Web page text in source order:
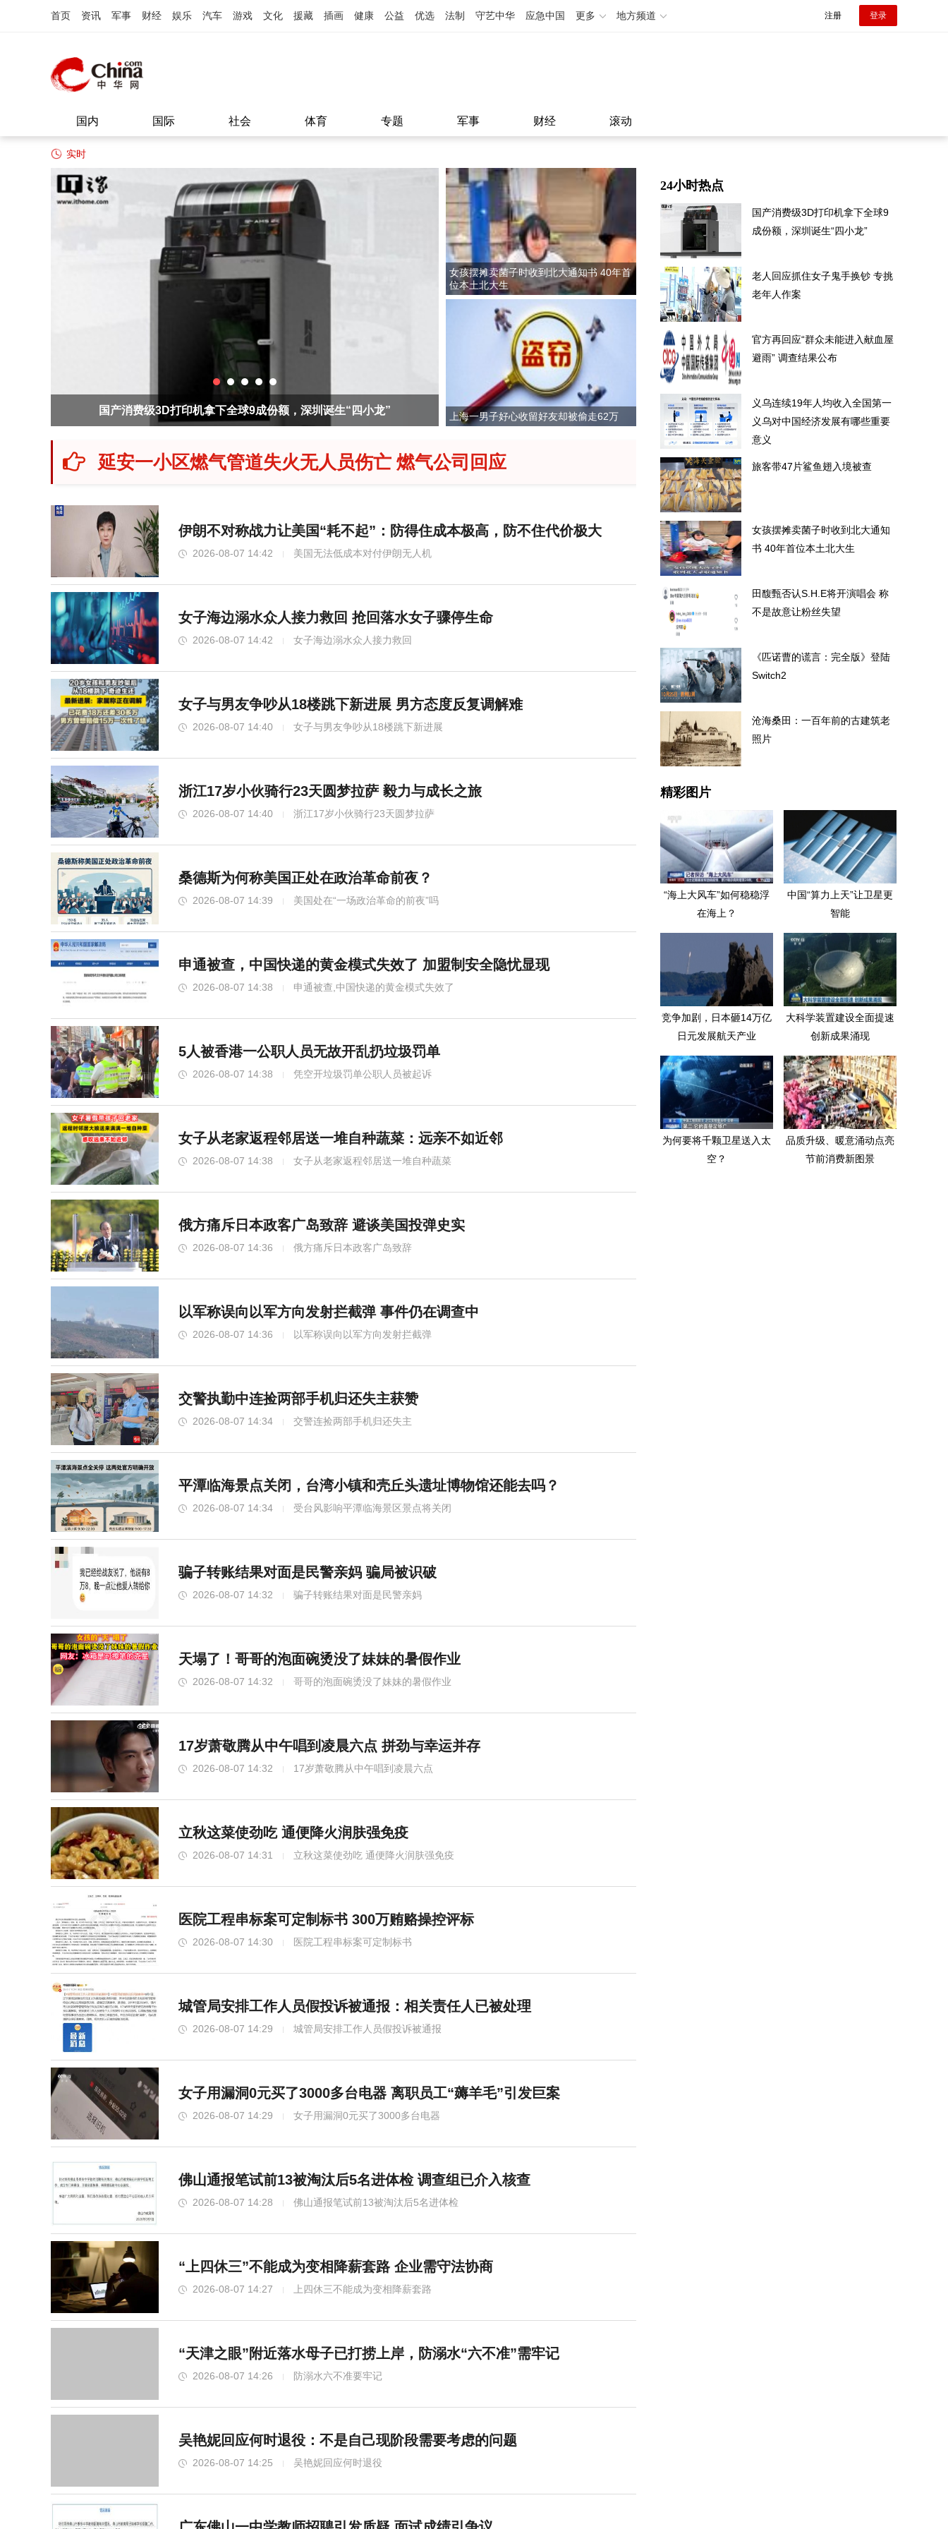
首页 资讯 军事 财经 娱乐 汽车 游戏 文化 援藏 插画 健康 公益 优选 法制 守艺中华 应急中国 更多 地方频道 注册 登录
国内 国际 社会 体育 专题 军事 财经 滚动
实时
老人回应抓住女子鬼手换钞 专挑老年人作案 官方再回应“群众未能进入献血屋避雨” 调查结果公布
女孩摆摊卖菌子时收到北大通知书 40年首
位本土北大生
上海一男子好心收留好友却被偷走62万
延安一小区燃气管道失火无人员伤亡 燃气公司回应
伊朗不对称战力让美国“耗不起”：防得住成本极高，防不住代价极大
2026-08-07 14:42 美国无法低成本对付伊朗无人机
女子海边溺水众人接力救回 抢回落水女子骤停生命
2026-08-07 14:42 女子海边溺水众人接力救回
女子与男友争吵从18楼跳下新进展 男方态度反复调解难
2026-08-07 14:40 女子与男友争吵从18楼跳下新进展
浙江17岁小伙骑行23天圆梦拉萨 毅力与成长之旅
2026-08-07 14:40 浙江17岁小伙骑行23天圆梦拉萨
桑德斯为何称美国正处在政治革命前夜？
2026-08-07 14:39 美国处在“一场政治革命的前夜”吗
申通被查，中国快递的黄金模式失效了 加盟制安全隐忧显现
2026-08-07 14:38 申通被查,中国快递的黄金模式失效了
5人被香港一公职人员无故开乱扔垃圾罚单
2026-08-07 14:38 凭空开垃圾罚单公职人员被起诉
女子从老家返程邻居送一堆自种蔬菜：远亲不如近邻
2026-08-07 14:38 女子从老家返程邻居送一堆自种蔬菜
俄方痛斥日本政客广岛致辞 避谈美国投弹史实
2026-08-07 14:36 俄方痛斥日本政客广岛致辞
以军称误向以军方向发射拦截弹 事件仍在调查中
2026-08-07 14:36 以军称误向以军方向发射拦截弹
交警执勤中连捡两部手机归还失主获赞
2026-08-07 14:34 交警连捡两部手机归还失主
平潭临海景点关闭，台湾小镇和壳丘头遗址博物馆还能去吗？
2026-08-07 14:34 受台风影响平潭临海景区景点将关闭
骗子转账结果对面是民警亲妈 骗局被识破
2026-08-07 14:32 骗子转账结果对面是民警亲妈
天塌了！哥哥的泡面碗烫没了妹妹的暑假作业
2026-08-07 14:32 哥哥的泡面碗烫没了妹妹的暑假作业
17岁萧敬腾从中午唱到凌晨六点 拼劲与幸运并存
2026-08-07 14:32 17岁萧敬腾从中午唱到凌晨六点
立秋这菜使劲吃 通便降火润肤强免疫
2026-08-07 14:31 立秋这菜使劲吃 通便降火润肤强免疫
医院工程串标案可定制标书 300万贿赂操控评标
2026-08-07 14:30 医院工程串标案可定制标书
城管局安排工作人员假投诉被通报：相关责任人已被处理
2026-08-07 14:29 城管局安排工作人员假投诉被通报
女子用漏洞0元买了3000多台电器 离职员工“薅羊毛”引发巨案
2026-08-07 14:29 女子用漏洞0元买了3000多台电器
佛山通报笔试前13被淘汰后5名进体检 调查组已介入核查
2026-08-07 14:28 佛山通报笔试前13被淘汰后5名进体检
“上四休三”不能成为变相降薪套路 企业需守法协商
2026-08-07 14:27 上四休三不能成为变相降薪套路
“天津之眼”附近落水母子已打捞上岸，防溺水“六不准”需牢记
2026-08-07 14:26 防溺水六不准要牢记
吴艳妮回应何时退役：不是自己现阶段需要考虑的问题
2026-08-07 14:25 吴艳妮回应何时退役
24小时热点
国产消费级3D打印机拿下全球9
成份额，深圳诞生“四小龙”
老人回应抓住女子鬼手换钞 专挑
老年人作案
官方再回应“群众未能进入献血屋
避雨” 调查结果公布
义乌连续19年人均收入全国第一
义乌对中国经济发展有哪些重要
意义
旅客带47片鲨鱼翅入境被查
女孩摆摊卖菌子时收到北大通知
书 40年首位本土北大生
田馥甄否认S.H.E将开演唱会 称
不是故意让粉丝失望
《匹诺曹的谎言：完全版》登陆
Switch2
沧海桑田：一百年前的古建筑老
照片
精彩图片
“海上大风车”如何稳稳浮
在海上？
中国“算力上天”让卫星更
智能
竞争加剧，日本砸14万亿
日元发展航天产业
大科学装置建设全面提速
创新成果涌现
为何要将千颗卫星送入太
空？
品质升级、暖意涌动点亮
节前消费新图景